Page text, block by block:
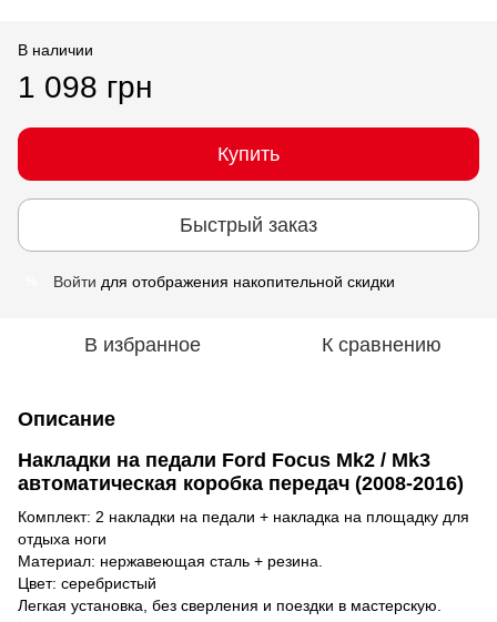
В наличии
1 098 грн
Купить
Быстрый заказ
Войти для отображения накопительной скидки
В избранное К сравнению
Описание
Накладки на педали Ford Focus Mk2 / Mk3
автоматическая коробка передач (2008-2016)
Комплект: 2 накладки на педали + накладка на площадку для
отдыха ноги
Материал: нержавеющая сталь + резина.
Цвет: серебристый
Легкая установка, без сверления и поездки в мастерскую.